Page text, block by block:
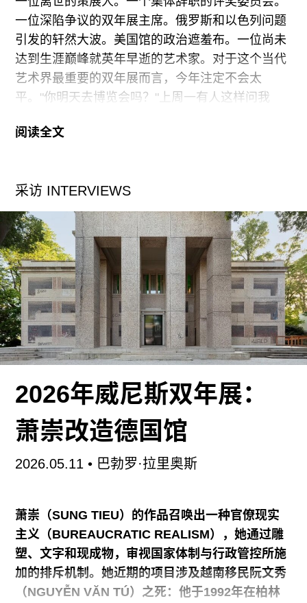
一位深陷争议的双年展主席。俄罗斯和以色列问题
引发的轩然大波。美国馆的政治遮羞布。一位尚未
达到生涯巅峰就英年早逝的艺术家。对于这个当代
艺术界最重要的双年展而言，今年注定不会太
平。"你明天去博览会吗？"上周一有人这样问我
个艺术博览会（或者说，本不应该是）。同一天晚
而紧张的政治时刻（随时可能撞上抗议现场），双
年展已变得沉重而不堪负荷，像一块死沉的铁砣，
我们必须扛着它穿过花园展区（Giardini）。
但乌云密布之中仍有微光闪现——还有倾盆而下的
酸雨。众所周知，今年将不会颁发传统意义上的金
狮奖，但即便交由公众投票，他们恐怕也会把奖项
投给弗洛伦蒂娜·霍尔辛格（Florentina Holzinger）
的奥地利馆：这是我近年来看过最生猛、最奇特、
也最令人难忘的表演装置。过去十年间，霍尔辛格
从欧洲戏剧圈那个的“坏孩子”（但广受喜爱）逐渐
进入了当代艺术界这个新剧场。她的大型群体表演
通常持续数小时，演员多以裸体出演，充斥着特
技、极端身体行为、令人不安的独白，但也不乏意
外动人的轻盈与希望时刻。去年我在柏林人民剧院
阅读全文
采访 INTERVIEWS
2026年威尼斯双年展：
萧崇改造德国馆
2026.05.11• 巴勃罗·拉里奥斯
萧崇（SUNG TIEU）的作品召唤出一种官僚现实
主义（BUREAUCRATIC REALISM），她通过雕
塑、文字和现成物，审视国家体制与行政管控所施
加的排斥机制。她近期的项目涉及越南移民阮文秀
（NGUYỄN VĂN TÚ）之死：他于1992年在柏林